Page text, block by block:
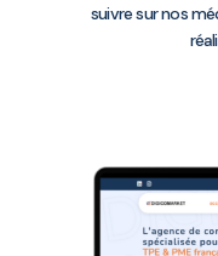
suivre sur nos